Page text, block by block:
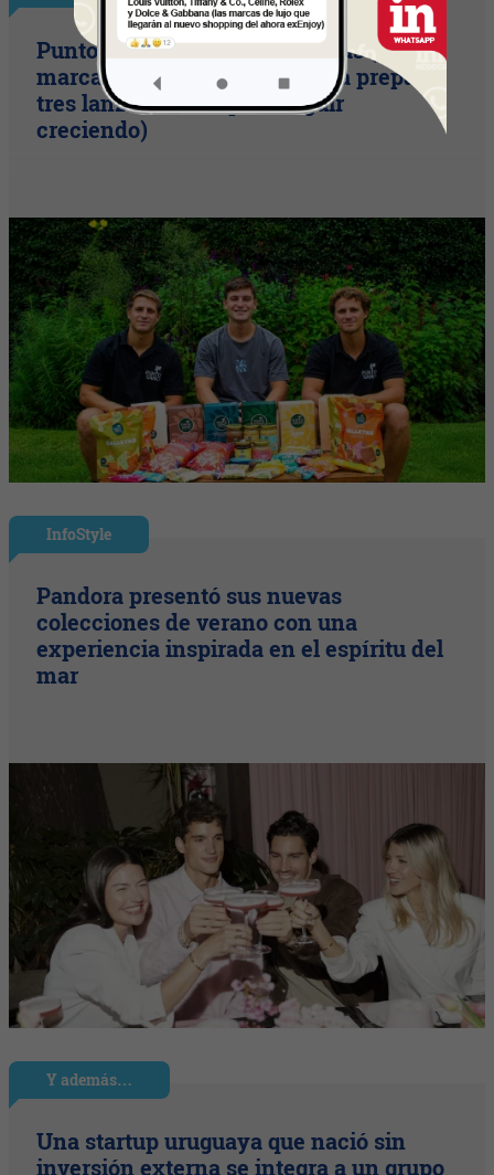
Punto Sano acelera a tres cifras (la
marca duplicó sus ventas y ya prepara
tres lanzamientos para seguir
creciendo)
InfoStyle
Pandora presentó sus nuevas
colecciones de verano con una
experiencia inspirada en el espíritu del
mar
Y además…
Una startup uruguaya que nació sin
inversión externa se integra a un grupo